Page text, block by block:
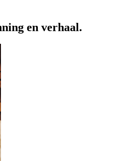
en verhaal.